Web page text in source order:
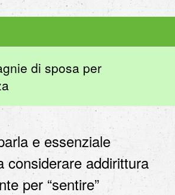
di sposa per
e essenziale
considerare addirittura
per “sentire”